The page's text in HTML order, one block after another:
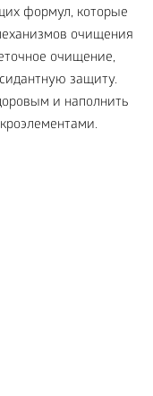
формул, которые
очищения
очищение,
защиту.
и наполнить